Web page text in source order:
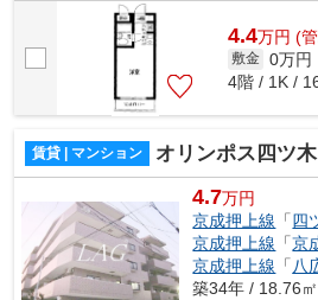
様へ提供しております！最新の情報は...
4.4万円 (
敷金 0万円
4階 / 1K /
賃貸 | マンション オリンポス四ツ木
4.7万円
京成押上線 「四
京成押上線 「京
京成押上線 「 八
築34年 / 18.76㎡